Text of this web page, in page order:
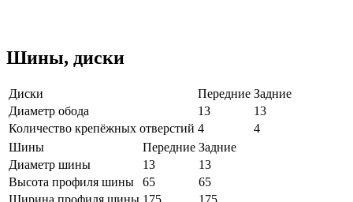
Шины, диски
Диски Передние Задние
Диаметр обода
13
13
Количество крепёжных отверстий 4
4
Шины
Передние Задние
Диаметр шины
13
13
Высота профиля шины
65
65